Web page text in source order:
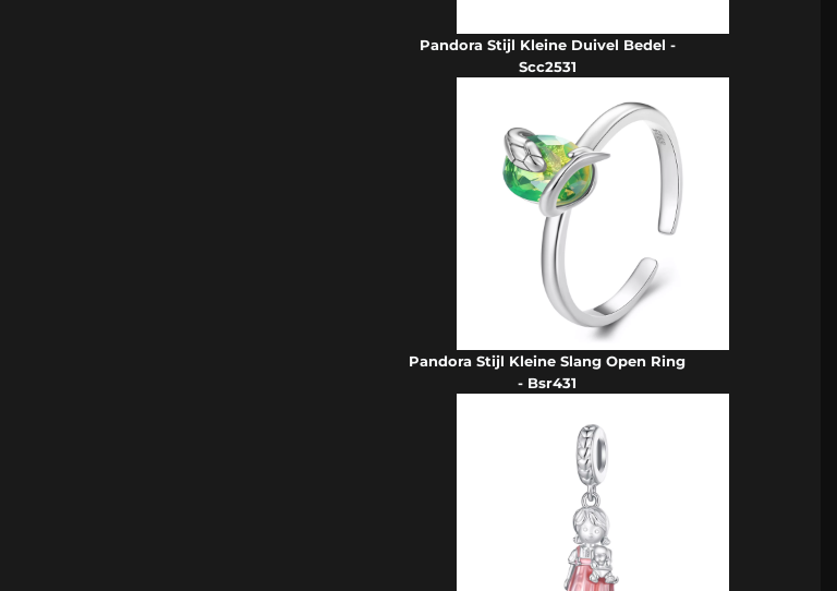
Pandora Stijl Kleine Duivel Bedel -
Scc2531
Pandora Stijl Kleine Slang Open Ring
- Bsr431